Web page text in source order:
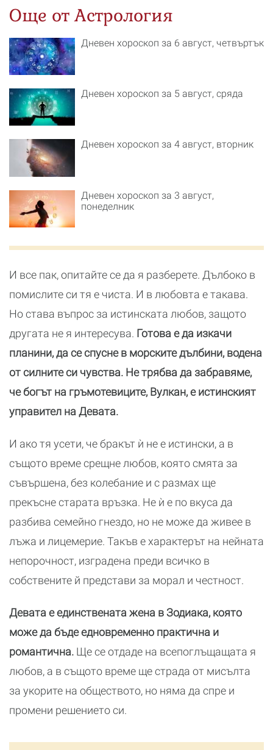
Още от Астрология
Дневен хороскоп за 6 август, четвъртък
Дневен хороскоп за 5 август, сряда
Дневен хороскоп за 4 август, вторник
Дневен хороскоп за 3 август,
понеделник
И все пак, опитайте се да я разберете. Дълбоко в
помислите си тя е чиста. И в любовта е такава.
Но става въпрос за истинската любов, защото
другата не я интересува. Готова е да изкачи
планини, да се спусне в морските дълбини, водена
от силните си чувства. Не трябва да забравяме,
че богът на гръмотевиците, Вулкан, е истинският
управител на Девата.
И ако тя усети, че бракът ѝ не е истински, а в
същото време срещне любов, която смята за
съвършена, без колебание и с размах ще
прекъсне старата връзка. Не ѝ е по вкуса да
разбива семейно гнездо, но не може да живее в
лъжа и лицемерие. Такъв е характерът на нейната
непорочност, изградена преди всичко в
собствените й представи за морал и честност.
Девата е единствената жена в Зодиака, която
може да бъде едновременно практична и
романтична. Ще се отдаде на всепоглъщащата я
любов, а в същото време ще страда от мисълта
за укорите на обществото, но няма да спре и
промени решението си.